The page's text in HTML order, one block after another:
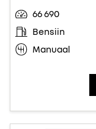
66 690
Bensiin
Manuaal